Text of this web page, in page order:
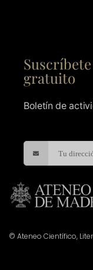
gratuito
Boletín de
© Ateneo Científico,